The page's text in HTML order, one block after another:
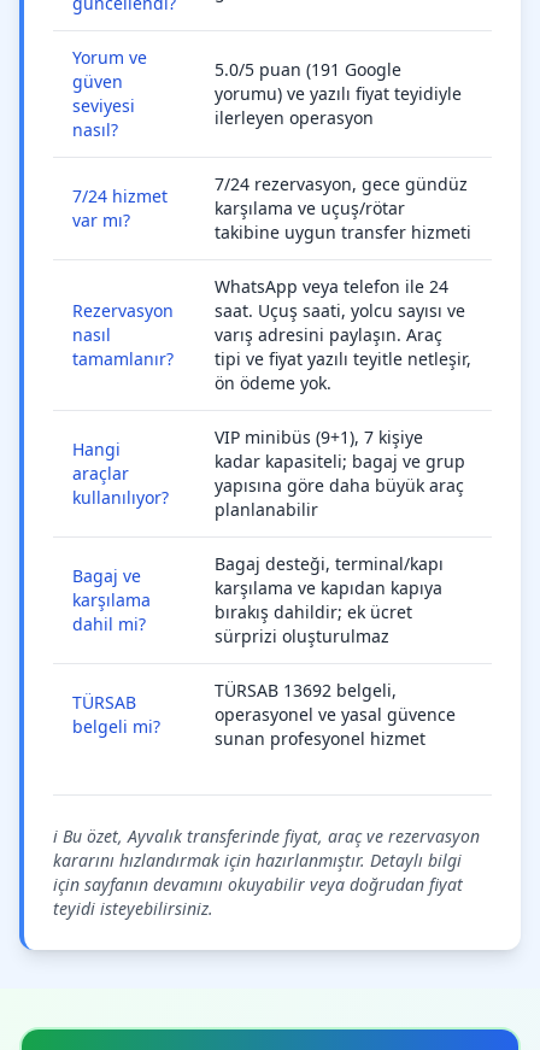
Yorum ve
güven
seviyesi
nasıl?
5.0/5 puan (191 Google
yorumu) ve yazılı fiyat teyidiyle
ilerleyen operasyon
7/24 hizmet
var mı?
7/24 rezervasyon, gece gündüz
karşılama ve uçuş/rötar
takibine uygun transfer hizmeti
Rezervasyon
nasıl
tamamlanır?
WhatsApp veya telefon ile 24
saat. Uçuş saati, yolcu sayısı ve
varış adresini paylaşın. Araç
tipi ve fiyat yazılı teyitle netleşir,
ön ödeme yok.
Hangi
araçlar
kullanılıyor?
VIP minibüs (9+1), 7 kişiye
kadar kapasiteli; bagaj ve grup
yapısına göre daha büyük araç
planlanabilir
Bagaj ve
karşılama
dahil mi?
Bagaj desteği, terminal/kapı
karşılama ve kapıdan kapıya
bırakış dahildir; ek ücret
sürprizi oluşturulmaz
TÜRSAB
belgeli mi?
TÜRSAB 13692 belgeli,
operasyonel ve yasal güvence
sunan profesyonel hizmet
ℹ️ Bu özet, Ayvalık transferinde fiyat, araç ve rezervasyon
kararını hızlandırmak için hazırlanmıştır. Detaylı bilgi
için sayfanın devamını okuyabilir veya doğrudan fiyat
teyidi isteyebilirsiniz.